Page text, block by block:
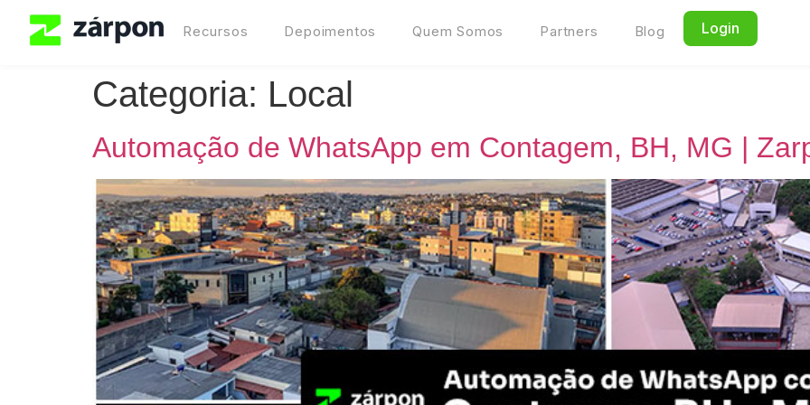
Login
Recursos Depoimentos Quem Somos Partners Blog
Categoria: Local
Automação de WhatsApp em Contagem, BH, MG |